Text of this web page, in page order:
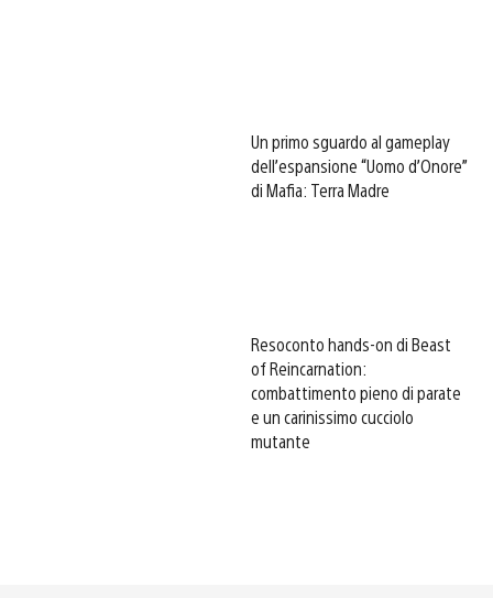
Un primo sguardo al gameplay
dell’espansione “Uomo d’Onore”
di Mafia: Terra Madre
Resoconto hands-on di Beast
of Reincarnation:
combattimento pieno di parate
e un carinissimo cucciolo
mutante